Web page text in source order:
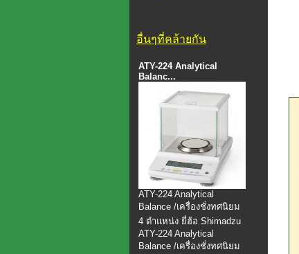
อื่นๆที่คล้ายกัน
ATY-224 Analytical
Balanc...
ATY-224 Analytical
Balance /เครื่องชั่งทศนิยม
4 ตำแหน่ง ยี่ฮ้อ Shimadzu
ATY-224 Analytical
Balance /เครื่องชั่งทศนิยม